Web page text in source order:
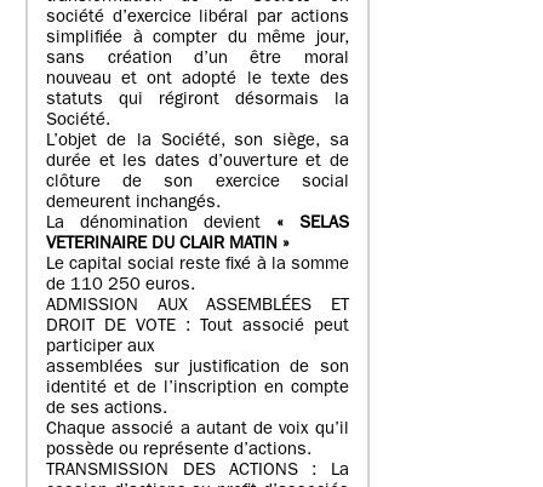
société d’exercice libéral par actions
simplifiée à compter du même jour,
sans création d’un être moral
nouveau et ont adopté le texte des
statuts qui régiront désormais la
Société.
L’objet de la Société, son siège, sa
durée et les dates d’ouverture et de
clôture de son exercice social
demeurent inchangés.
La dénomination devient « SELAS
VETERINAIRE DU CLAIR MATIN »
Le capital social reste fixé à la somme
de 110 250 euros.
ADMISSION AUX ASSEMBLÉES ET
DROIT DE VOTE : Tout associé peut
participer aux
assemblées sur justification de son
identité et de l’inscription en compte
de ses actions.
Chaque associé a autant de voix qu’il
possède ou représente d’actions.
TRANSMISSION DES ACTIONS : La